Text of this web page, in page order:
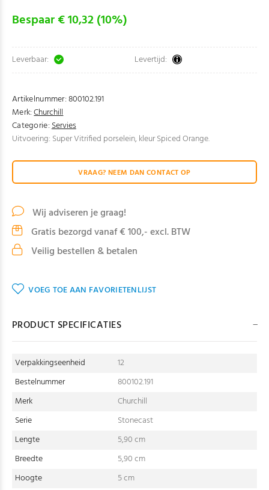
Bespaar € 10,32 (10%)
Leverbaar: Levertijd:
Artikelnummer:800102.191
Merk:Churchill
Categorie:Servies
Uitvoering: Super Vitrified porselein, kleur Spiced Orange.
VRAAG? NEEM DAN CONTACT OP
Wij adviseren je graag!
Gratis bezorgd vanaf € 100,- excl. BTW
Veilig bestellen & betalen
VOEG TOE AAN FAVORIETENLIJST
PRODUCT SPECIFICATIES
Verpakkingseenheid
12
Bestelnummer
800102.191
Merk
Churchill
Serie
Stonecast
Lengte
5,90 cm
Breedte
5,90 cm
Hoogte
5 cm